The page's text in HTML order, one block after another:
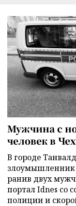
Мужчина с
человек в
В городе
злоумышленник
ранив двух
портал Idnes со
полиции и